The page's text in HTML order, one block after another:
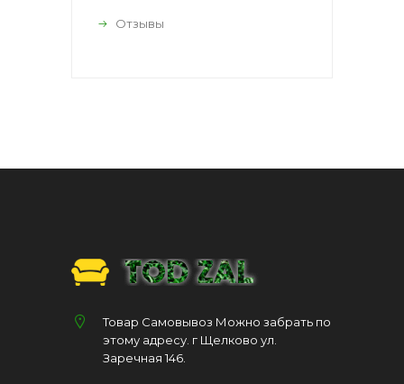
Отзывы
Товар Самовывоз Можно забрать по
этому адресу. г Щелково ул.
Заречная 146.